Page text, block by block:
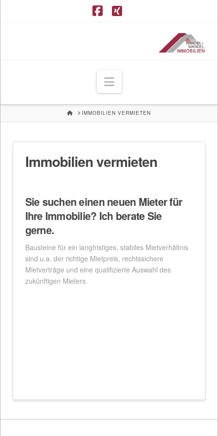
Facebook
XING
Navigation
HOMEIMMOBILIEN VERMIETEN
Immobilien vermieten
Sie suchen einen neuen Mieter für
Ihre Immobilie? Ich berate Sie
gerne.
Bausteine für ein langfristiges, stabiles Mietverhältnis
sind u.a. der richtige Mietpreis, rechtssichere
Mietverträge und eine qualifizierte Auswahl des
zukünftigen Mieters.